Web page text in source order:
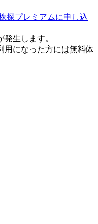
探プレミアムに申し込
生します。
用になった方には無料体